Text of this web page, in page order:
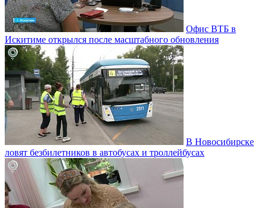
Офис ВТБ в
Искитиме открылся после масштабного обновления
В Новосибирске
ловят безбилетников в автобусах и троллейбусах